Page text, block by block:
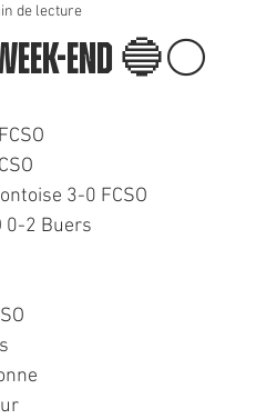
end 🔵⚪️
de lecture
3-0 FCSO
0-2 Buers